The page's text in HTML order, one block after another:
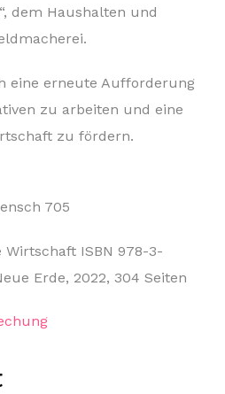
dem Haushalten und
eine erneute Aufforderung
zu arbeiten und eine
zu fördern.
705
Wirtschaft ISBN 978-3-
Erde, 2022, 304 Seiten